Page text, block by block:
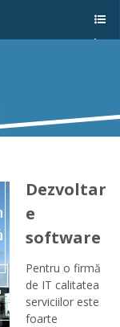
Sho
men
u
Dezvoltar
e
software
Pentru o firmă
de IT calitatea
serviciilor este
foarte